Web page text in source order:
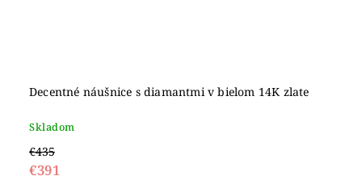
Decentné náušnice s diamantmi v bielom 14K zlate
Skladom
€435
€391